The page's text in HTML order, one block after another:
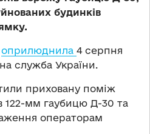
будинків
оприлюднила 4 серпня
служба України.
приховану поміж
122-мм гаубицю Д-30 та
операторам